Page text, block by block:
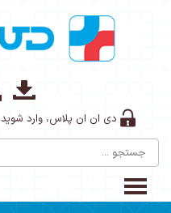
دی ان ان پلاس، وارد شوید